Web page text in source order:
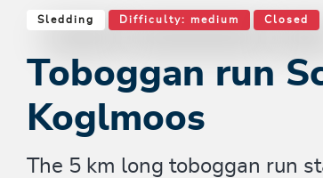
Sledding Difficulty: medium Closed
Toboggan run
Koglmoos
The 5 km long toboggan run